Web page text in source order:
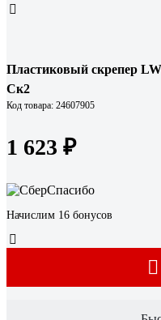
Пластиковый скрепер
Ск2
Код товара: 24607905
1 623 ₽
Начислим 16 бонусов